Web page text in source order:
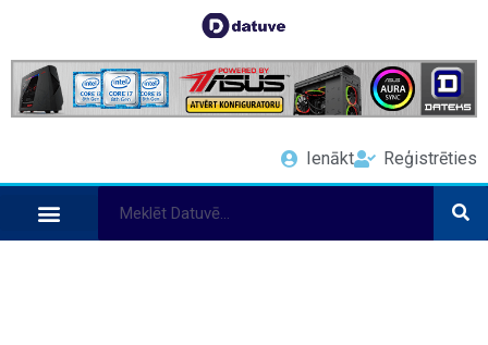
Ienākt Reģistrēties